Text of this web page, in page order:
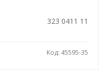
323 0411 11
Код: 45595-35